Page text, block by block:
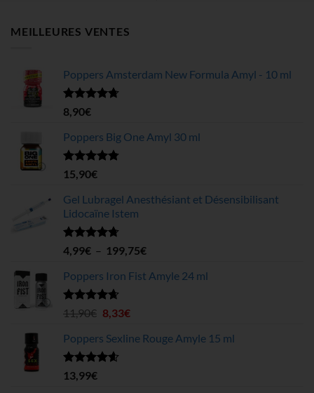
MEILLEURES VENTES
Poppers Amsterdam New Formula Amyl - 10 ml
Note4.68
sur 5
8,90€
Poppers Big One Amyl 30 ml
Note4.78
sur 5
15,90€
Gel Lubragel Anesthésiant et Désensibilisant
Lidocaïne Istem
Note4.70
sur 5
4,99€ – 199,75€Plage
prix :
Poppers Iron Fist Amyle 24 ml
Note4.63
11,90€ Le
initial
était :
8,33€Le
actuel
Poppers Sexline Rouge Amyle 15 ml
Note4.58
sur 5
13,99€